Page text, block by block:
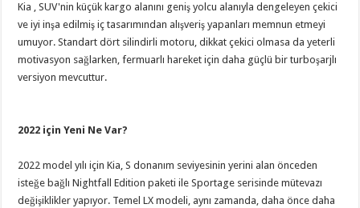
Kia , SUV'nin küçük kargo alanını geniş yolcu alanıyla dengeleyen çekici
ve iyi inşa edilmiş iç tasarımından alışveriş yapanları memnun etmeyi
umuyor. Standart dört silindirli motoru, dikkat çekici olmasa da yeterli
motivasyon sağlarken, fermuarlı hareket için daha güçlü bir turboşarjlı
versiyon mevcuttur.
2022 için Yeni Ne Var?
2022 model yılı için Kia, S donanım seviyesinin yerini alan önceden
isteğe bağlı Nightfall Edition paketi ile Sportage serisinde mütevazı
değişiklikler yapıyor. Temel LX modeli, aynı zamanda, daha önce daha